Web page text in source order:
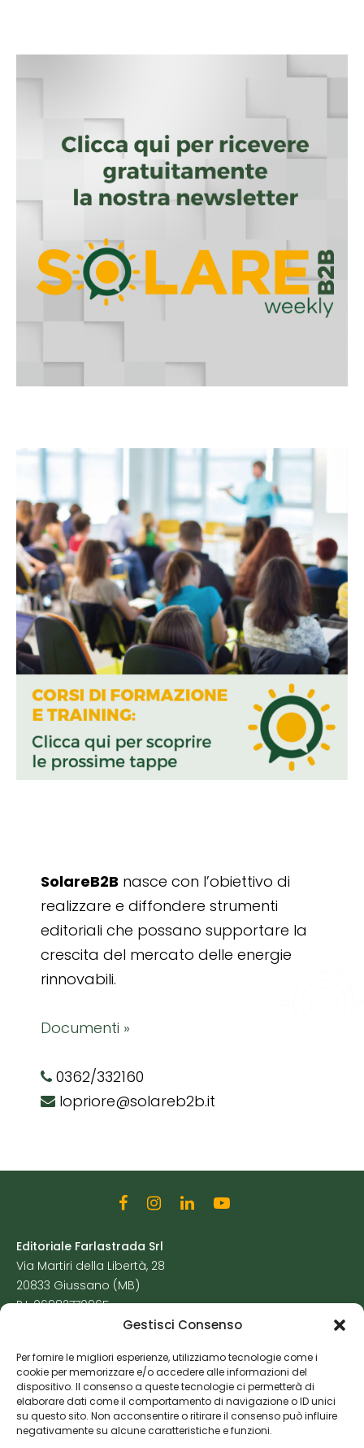
Gestisci Consenso
Per fornire le migliori esperienze, utilizziamo tecnologie come i
cookie per memorizzare e/o accedere alle informazioni del
dispositivo. Il consenso a queste tecnologie ci permetterà di
elaborare dati come il comportamento di navigazione o ID unici
su questo sito. Non acconsentire o ritirare il consenso può influire
negativamente su alcune caratteristiche e funzioni.
SolareB2B nasce con l’obiettivo di
realizzare e diffondere strumenti
editoriali che possano supportare la
crescita del mercato delle energie
rinnovabili.
Documenti »
0362/332160
lopriore@solareb2b.it
Editoriale Farlastrada Srl
Via Martiri della Libertà, 28
20833 Giussano (MB)
P.I. 06982770965
Cookie Policy
Risorse Aggiuntive